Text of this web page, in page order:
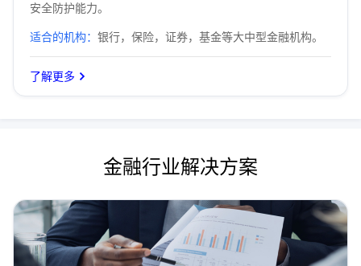
安全防护能力。
适合的机构： 银行，保险，证券，基金等大中型金融机构。
了解更多
金融行业解决方案